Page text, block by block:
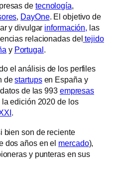
de tecnología,
, DayOne. El objetivo de
y divulgar información, las
relacionadas del tejido
y Portugal.
el análisis de los perfiles
destartupsen España y
de las 993 empresas
edición 2020 de los
.
bien son de reciente
dos años en el mercado),
y punteras en sus